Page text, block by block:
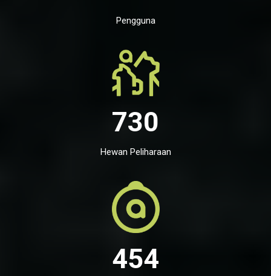
Pengguna
730
Hewan Peliharaan
454